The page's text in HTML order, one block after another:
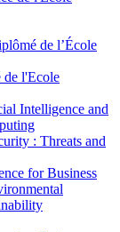
de l’École
de l'Ecole
Intelligence and
: Threats and
for Business